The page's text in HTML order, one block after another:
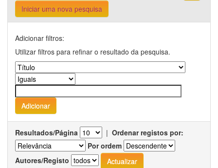
Iniciar uma nova pesquisa
Adicionar filtros:
Utilizar filtros para refinar o resultado da pesquisa.
Resultados/Página | Ordenar registos por:
Por ordem
Autores/Registo